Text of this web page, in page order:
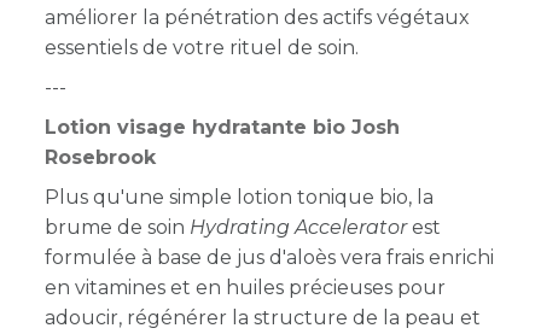
améliorer la pénétration des actifs végétaux
essentiels de votre rituel de soin.
---
Lotion visage hydratante bio Josh
Rosebrook
Plus qu'une simple lotion tonique bio, la
brume de soin Hydrating Acceleratorest
formulée à base de jus d'aloès vera frais enrichi
en vitamines et en huiles précieuses pour
adoucir, régénérer la structure de la peau et